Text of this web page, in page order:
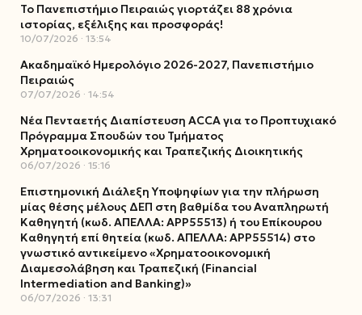
Το Πανεπιστήμιο Πειραιώς γιορτάζει 88 χρόνια
ιστορίας, εξέλιξης και προσφοράς!
10/07/2026 13:54
Ακαδημαϊκό Ημερολόγιο 2026-2027, Πανεπιστήμιο
Πειραιώς
07/07/2026 14:54
Νέα Πενταετής Διαπίστευση ACCA για το Προπτυχιακό
Πρόγραμμα Σπουδών του Τμήματος
Χρηματοοικονομικής και Τραπεζικής Διοικητικής
06/07/2026 15:16
Επιστημονική Διάλεξη Υποψηφίων για την πλήρωση
μίας θέσης μέλους ΔΕΠ στη βαθμίδα του Αναπληρωτή
Καθηγητή (κωδ. ΑΠΕΛΛΑ: ΑΡΡ55513) ή του Επίκουρου
Καθηγητή επί θητεία (κωδ. ΑΠΕΛΛΑ: ΑΡΡ55514) στο
γνωστικό αντικείμενο «Χρηματοοικονομική
Διαμεσολάβηση και Τραπεζική (Financial
Intermediation and Banking)»
06/07/2026 13:31